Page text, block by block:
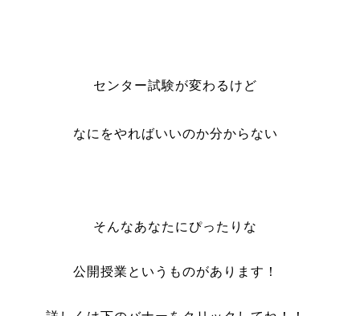
センター試験が変わるけど
なにをやればいいのか分からない
そんなあなたにぴったりな
公開授業というものがあります！